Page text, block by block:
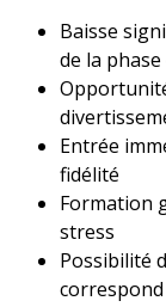
Baisse
de la
Entrée
fidélité
Formation
stress
Possibilité